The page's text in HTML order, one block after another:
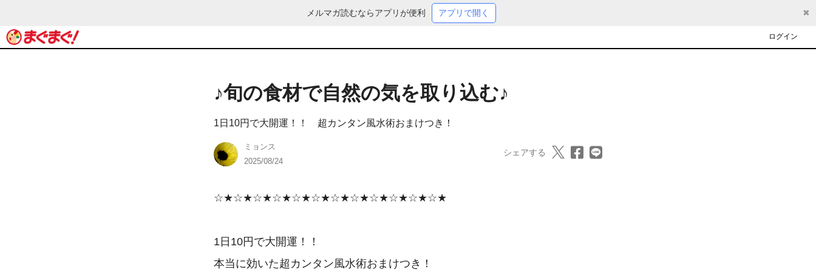
メルマガ読むならアプリが便利 アプリで開く ✖
ログイン
♪旬の食材で自然の気を取り込む♪
1日10円で大開運！！ 超カンタン風水術おまけつき！
ミョンス
2025/08/24
シェアする
☆★☆★☆★☆★☆★☆★☆★☆★☆★☆★☆★☆★
1日10円で大開運！！
本当に効いた超カンタン風水術おまけつき！